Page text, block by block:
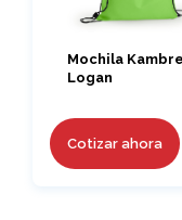
Mochila
Logan
Cotizar ahora